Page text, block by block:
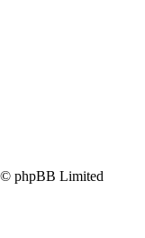
phpBB Limited